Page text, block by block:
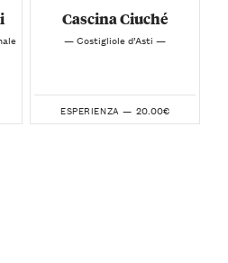
Cascina Ciuché
— Costigliole d’Asti —
ESPERIENZA — 20.00€